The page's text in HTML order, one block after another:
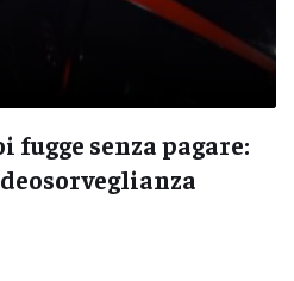
fugge senza pagare: